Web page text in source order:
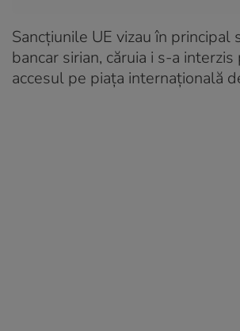
Sancțiunile UE vizau în principal
bancar sirian, căruia i s-a interzis
accesul pe piaţa internaţională